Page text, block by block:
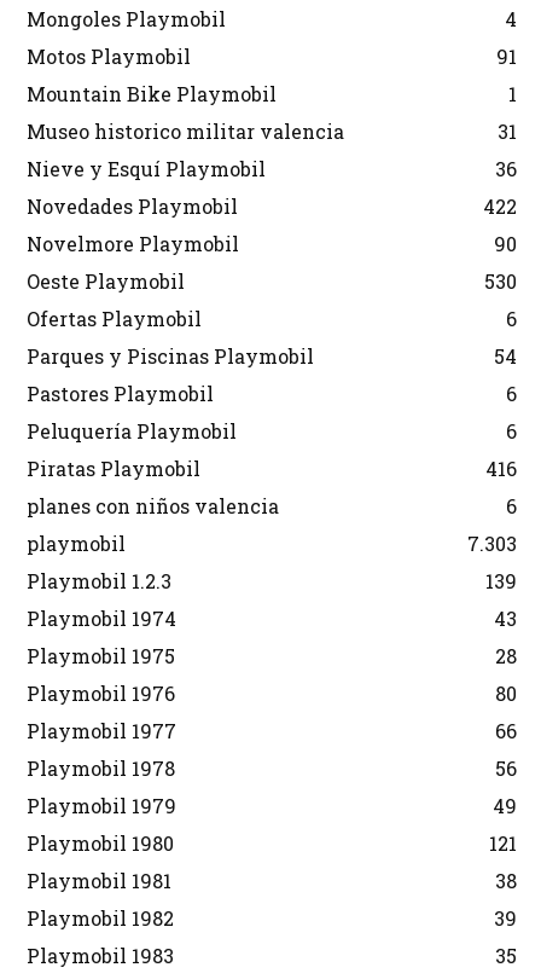
Mongoles Playmobil
4
Motos Playmobil
91
Mountain Bike Playmobil
1
Museo historico militar valencia
31
Nieve y Esquí Playmobil
36
Novedades Playmobil
422
Novelmore Playmobil
90
Oeste Playmobil
530
Ofertas Playmobil
6
Parques y Piscinas Playmobil
54
Pastores Playmobil
6
Peluquería Playmobil
6
Piratas Playmobil
416
planes con niños valencia
6
playmobil
7.303
Playmobil 1.2.3
139
Playmobil 1974
43
Playmobil 1975
28
Playmobil 1976
80
Playmobil 1977
66
Playmobil 1978
56
Playmobil 1979
49
Playmobil 1980
121
Playmobil 1981
38
Playmobil 1982
39
Playmobil 1983
35